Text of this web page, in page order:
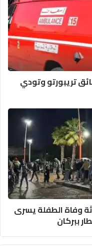
تريبورتو وتودي
وفاة الطفلة يسرى
ببركان